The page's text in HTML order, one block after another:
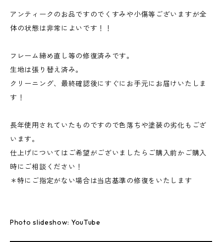
アンティークのお品ですのでくすみや小傷等ございますが全
体の状態は非常によいです！！
フレーム締め直し等の修復済みです。
生地は張り替え済み。
クリーニング、最終確認後にすぐにお手元にお届けいたしま
す！
長年使用されていたものですので色落ちや塗装の劣化もござ
います。
仕上げについてはご希望がございましたらご購入前かご購入
時にご相談ください！
＊特にご指定がない場合は当店基準の修復をいたします
Photo slideshow: YouTube